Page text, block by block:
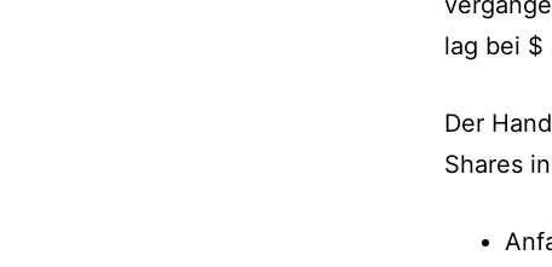
lag bei $
Der
Shares